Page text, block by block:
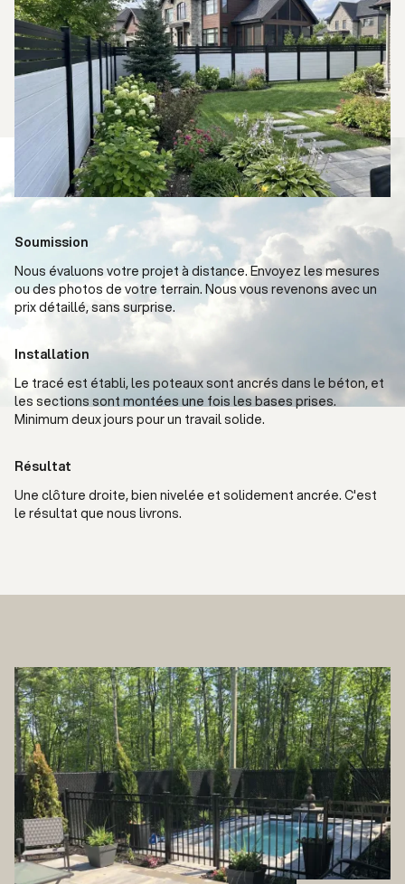
Soumission
Nous évaluons votre projet à distance. Envoyez les mesures
ou des photos de votre terrain. Nous vous revenons avec un
prix détaillé, sans surprise.
Installation
Le tracé est établi, les poteaux sont ancrés dans le béton, et
les sections sont montées une fois les bases prises.
Minimum deux jours pour un travail solide.
Résultat
Une clôture droite, bien nivelée et solidement ancrée. C'est
le résultat que nous livrons.